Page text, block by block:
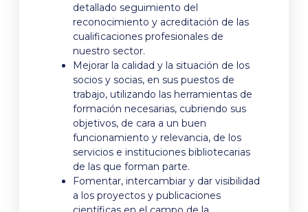
detallado seguimiento del
reconocimiento y acreditación de las
cualificaciones profesionales de
nuestro sector.
Mejorar la calidad y la situación de los
socios y socias, en sus puestos de
trabajo, utilizando las herramientas de
formación necesarias, cubriendo sus
objetivos, de cara a un buen
funcionamiento y relevancia, de los
servicios e instituciones bibliotecarias
de las que forman parte.
Fomentar, intercambiar y dar visibilidad
a los proyectos y publicaciones